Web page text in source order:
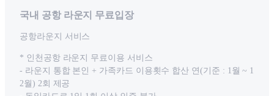
국내 공항 라운지 무료입장
공항라운지 서비스
* 인천공항 라운지 무료이용 서비스
- 라운지 통합 본인 + 가족카드 이용횟수 합산 연(기준 : 1월 ~ 1
2월) 2회 제공